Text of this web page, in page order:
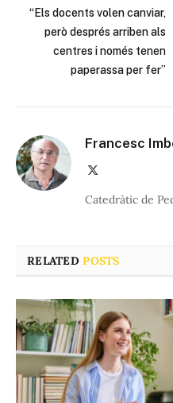
“Els docents volen canviar,
però després arriben als
centres i només tenen
paperassa per fer”
Francesc
Catedràtic de
RELATEDPOSTS